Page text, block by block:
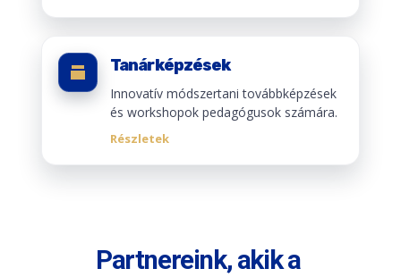
Tanárképzések
Innovatív módszertani továbbképzések
és workshopok pedagógusok számára.
Részletek
Partnereink, akik a